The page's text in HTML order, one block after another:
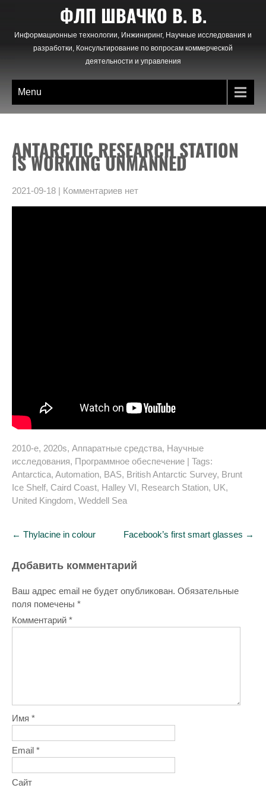
content
ФЛП ШВАЧКО В. В.
Информационные технологии, Инжиниринг, Научные исследования и
разработки, Консультирование по вопросам коммерческой
деятельности и управления
Menu
ANTARCTIC RESEARCH STATION
IS WORKING UNMANNED
2021-09-18 | Комментариев нет
2010-е, 2020s, Аппаратные средства, Научные
исследования, Программное обеспечение | Tags:
Antarctica, Automation, BAS, British Antarctic Survey, Brunt
Ice Shelf, Caird Coast, Halley VI, Research Station, UK,
United Kingdom, Weddell Sea
Post
navigation
← Thylacine in colour Facebook’s first smart glasses →
Добавить комментарий
Ваш адрес email не будет опубликован. Обязательные
поля помечены *
Комментарий *
Имя *
Email *
Сайт